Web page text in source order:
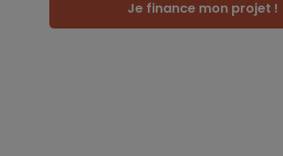
Je finance mon projet !